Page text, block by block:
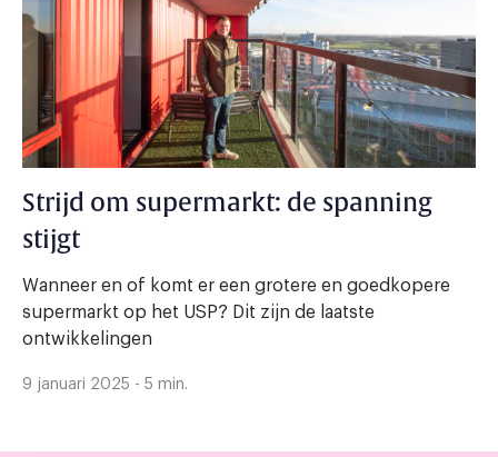
Strijd om supermarkt: de spanning
stijgt
Wanneer en of komt er een grotere en goedkopere
supermarkt op het USP? Dit zijn de laatste
ontwikkelingen
9 januari 2025 - 5 min.